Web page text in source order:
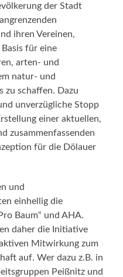
der Stadt
ihren Vereinen,
für eine
arten- und
natur- und
zu schaffen. Dazu
unverzügliche Stopp
einer aktuellen,
zusammenfassenden
für die Dölauer
und
einhellig die
Baum“ und AHA.
daher die Initiative
Mitwirkung zum
auf. Wer dazu z.B. in
Peißnitz und